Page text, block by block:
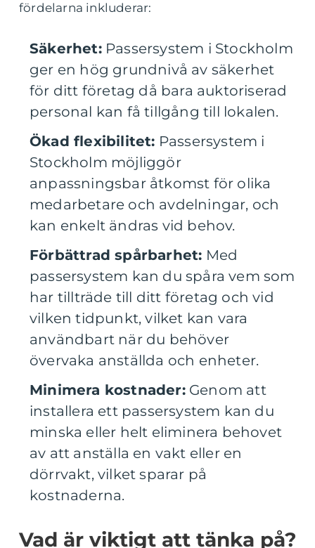
fördelarna inkluderar:
Säkerhet:Passersystem i Stockholm
ger en hög grundnivå av säkerhet
för ditt företag då bara auktoriserad
personal kan få tillgång till lokalen.
Ökad flexibilitet: Passersystem i
Stockholm möjliggör
anpassningsbar åtkomst för olika
medarbetare och avdelningar, och
kan enkelt ändras vid behov.
Förbättrad spårbarhet: Med
passersystem kan du spåra vem som
har tillträde till ditt företag och vid
vilken tidpunkt, vilket kan vara
användbart när du behöver
övervaka anställda och enheter.
Minimera kostnader:Genom att
installera ett passersystem kan du
minska eller helt eliminera behovet
av att anställa en vakt eller en
dörrvakt, vilket sparar på
kostnaderna.
Vad är viktigt att tänka på?